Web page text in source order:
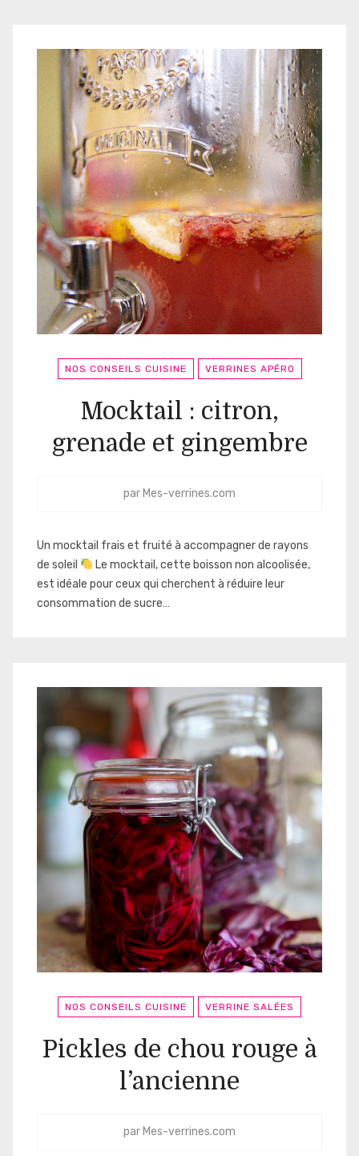
NOS CONSEILS CUISINE VERRINES APÉRO
Mocktail : citron,
grenade et gingembre
par Mes-verrines.com
Un mocktail frais et fruité à accompagner de rayons
de soleil
Le mocktail, cette boisson non alcoolisée,
est idéale pour ceux qui cherchent à réduire leur
consommation de sucre…
NOS CONSEILS CUISINE VERRINE SALÉES
Pickles de chou rouge à
l’ancienne
par Mes-verrines.com